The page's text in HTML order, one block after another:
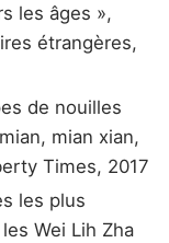
les âges »,
étrangères,
de nouilles
mian xian,
Times, 2017
les plus
Wei Lih Zha